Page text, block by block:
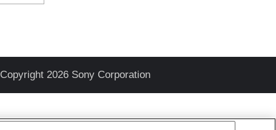
Copyright 2026 Sony Corporation